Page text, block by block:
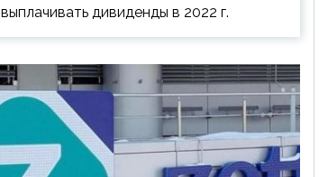
выплачивать дивиденды в 2022 г.